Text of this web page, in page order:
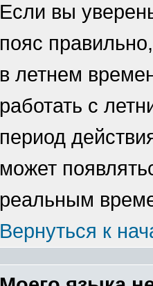
Если вы
пояс
в летнем
работать с
период
может
реальным
Вернуться к